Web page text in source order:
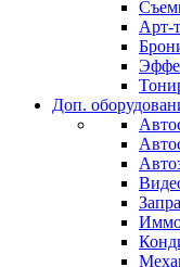
Арт-
Доп.